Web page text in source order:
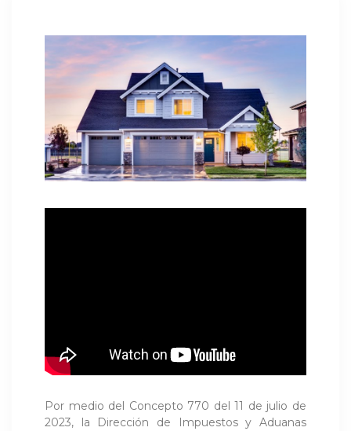
Por medio del Concepto 770 del 11 de julio de
2023, la Dirección de Impuestos y Aduanas